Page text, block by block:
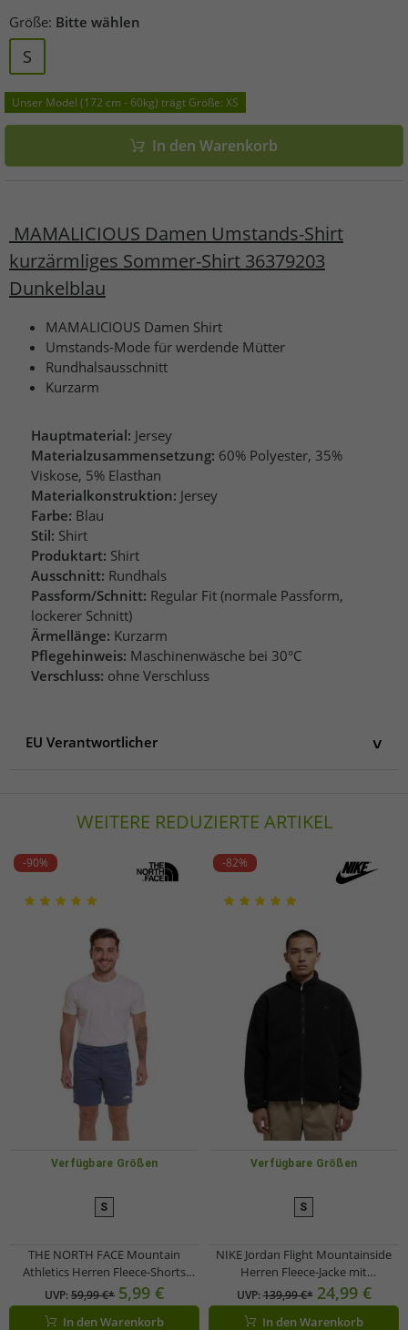
Größe: Bitte wählen
S
Unser Model (172 cm - 60kg) trägt Größe: XS
In den Warenkorb
MAMALICIOUS Damen Umstands-Shirt
kurzärmliges Sommer-Shirt 36379203
Dunkelblau
MAMALICIOUS Damen Shirt
Umstands-Mode für werdende Mütter
Rundhalsausschnitt
Kurzarm
Hauptmaterial: Jersey
Materialzusammensetzung: 60% Polyester, 35%
Viskose, 5% Elasthan
Materialkonstruktion: Jersey
Farbe: Blau
Stil: Shirt
Produktart: Shirt
Ausschnitt: Rundhals
Passform/Schnitt: Regular Fit (normale Passform,
lockerer Schnitt)
Ärmellänge: Kurzarm
Pflegehinweis: Maschinenwäsche bei 30°C
Verschluss: ohne Verschluss
EU Verantwortlicher
Fredskovvej 1
Dänemark
careinfo@bestseller.com
WEITERE REDUZIERTE ARTIKEL
-90%
Verfügbare Größen
S
THE NORTH FACE Mountain
Athletics Herren Fleece-Shorts
sportliche Sommer-Hose mit
Eingrifftaschen NF0A82300EA1
Blau
UVP:59,99 €* 5,99 €
In den Warenkorb
-82%
Verfügbare Größen
S
NIKE Jordan Flight Mountainside
Herren Fleece-Jacke mit
Stehkragen Fell-Jacke Übergangs-
Jacke FV7448-010 Schwarz
UVP:139,99 €* 24,99 €
In den Warenkorb